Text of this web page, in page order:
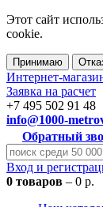
Этот сайт
cookie.
Принимаю
Интернет-
Заявка на расчет
+7 495 502 91 48
info@1000-
Обратный
Вход и
0 товаров – 0 р.